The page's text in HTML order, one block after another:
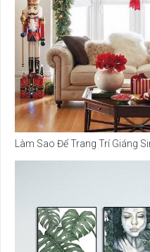
Làm Sao Để Trang Trí Giáng